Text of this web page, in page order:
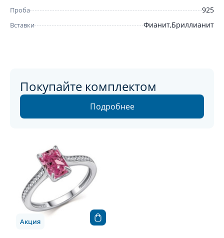
Проба 925
Вставки Фианит,Бриллианит
Покупайте комплектом
Подробнее
Акция